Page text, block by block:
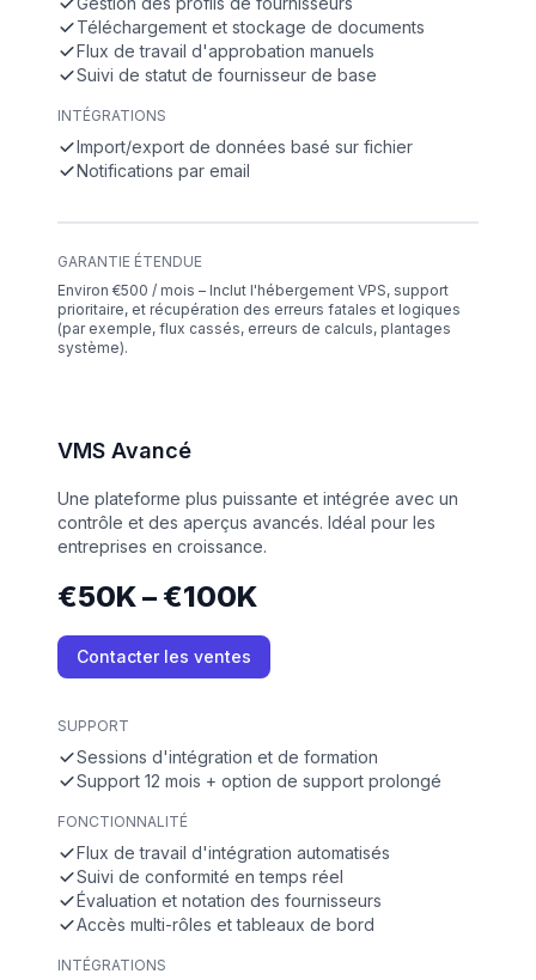
Téléchargement et stockage de documents
Flux de travail d'approbation manuels
Suivi de statut de fournisseur de base
INTÉGRATIONS
Import/export de données basé sur fichier
Notifications par email
GARANTIE ÉTENDUE
Environ €500 / mois – Inclut l'hébergement VPS, support
prioritaire, et récupération des erreurs fatales et logiques
(par exemple, flux cassés, erreurs de calculs, plantages
système).
VMS Avancé
Une plateforme plus puissante et intégrée avec un
contrôle et des aperçus avancés. Idéal pour les
entreprises en croissance.
€50K – €100K
Contacter les ventes
SUPPORT
Sessions d'intégration et de formation
Support 12 mois + option de support prolongé
FONCTIONNALITÉ
Flux de travail d'intégration automatisés
Suivi de conformité en temps réel
Évaluation et notation des fournisseurs
Accès multi-rôles et tableaux de bord
INTÉGRATIONS